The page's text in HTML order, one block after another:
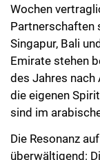
Wochen
Partnerschaften
Singapur, Bali
Emirate stehen
des Jahres nach
die eigenen
sind im
Die Resonanz
überwältigend: